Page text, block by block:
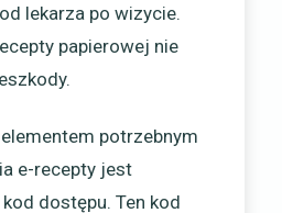
lekarza po wizycie.
papierowej nie
potrzebnym
e-recepty jest
dostępu. Ten kod